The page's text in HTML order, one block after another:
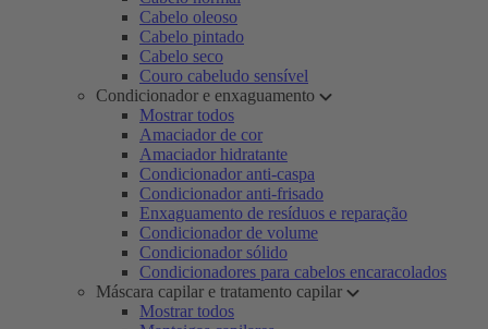
Cabelo oleoso
Cabelo pintado
Cabelo seco
Couro cabeludo sensível
Condicionador e enxaguamento
Mostrar todos
Amaciador de cor
Amaciador hidratante
Condicionador anti-caspa
Condicionador anti-frisado
Enxaguamento de resíduos e reparação
Condicionador de volume
Condicionador sólido
Condicionadores para cabelos encaracolados
Máscara capilar e tratamento capilar
Mostrar todos